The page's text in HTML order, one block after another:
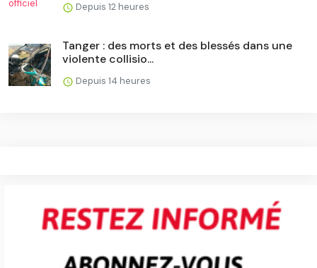
Depuis 12 heures
Tanger : des morts et des blessés dans une
violente collisio...
Depuis 14 heures